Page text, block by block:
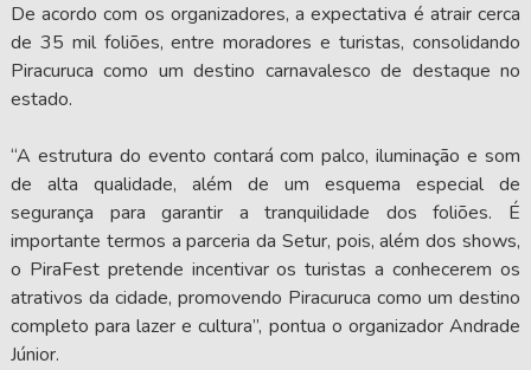
De acordo com os organizadores, a expectativa é atrair cerca
de 35 mil foliões, entre moradores e turistas, consolidando
Piracuruca como um destino carnavalesco de destaque no
estado.
“A estrutura do evento contará com palco, iluminação e som
de alta qualidade, além de um esquema especial de
segurança para garantir a tranquilidade dos foliões. É
importante termos a parceria da Setur, pois, além dos shows,
o PiraFest pretende incentivar os turistas a conhecerem os
atrativos da cidade, promovendo Piracuruca como um destino
completo para lazer e cultura”, pontua o organizador Andrade
Júnior.